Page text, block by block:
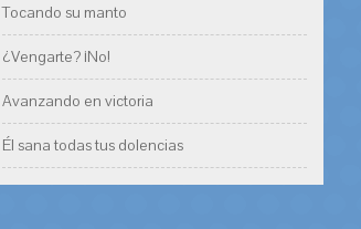
Tocando su manto
¿Vengarte? ¡No!
Avanzando en victoria
Él sana todas tus dolencias